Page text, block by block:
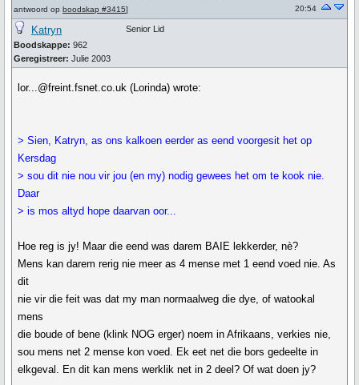
antwoord op boodskap #3415]
20:54
Katryn
Boodskappe: 962
Geregistreer: Julie 2003
Senior Lid
lor...@freint.fsnet.co.uk (Lorinda) wrote:
> Sien, Katryn, as ons kalkoen eerder as eend voorgesit het op
Kersdag
> sou dit nie nou vir jou (en my) nodig gewees het om te kook nie.
Daar
> is mos altyd hope daarvan oor...
Hoe reg is jy! Maar die eend was darem BAIE lekkerder, nè?
Mens kan darem rerig nie meer as 4 mense met 1 eend voed nie. As
dit
nie vir die feit was dat my man normaalweg die dye, of watookal
mens
die boude of bene (klink NOG erger) noem in Afrikaans, verkies nie,
sou mens net 2 mense kon voed. Ek eet net die bors gedeelte in
elkgeval. En dit kan mens werklik net in 2 deel? Of wat doen jy?